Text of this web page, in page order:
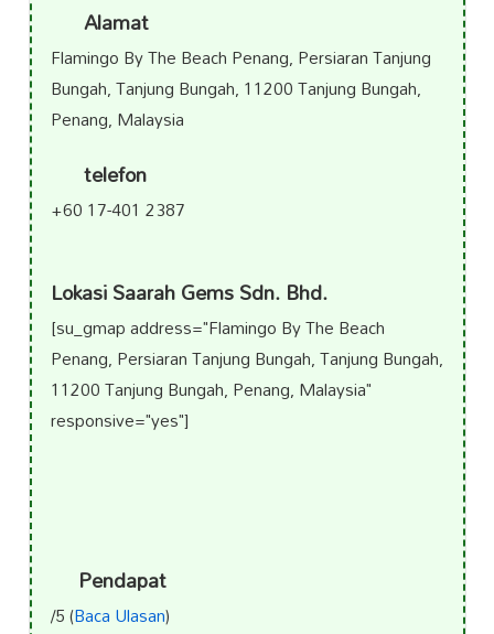
Alamat
Flamingo By The Beach Penang, Persiaran Tanjung
Bungah, Tanjung Bungah, 11200 Tanjung Bungah,
Penang, Malaysia
telefon
+60 17-401 2387
Lokasi Saarah Gems Sdn. Bhd.
[su_gmap address="Flamingo By The Beach
Penang, Persiaran Tanjung Bungah, Tanjung Bungah,
11200 Tanjung Bungah, Penang, Malaysia"
responsive="yes"]
Pendapat
/5 (Baca Ulasan)